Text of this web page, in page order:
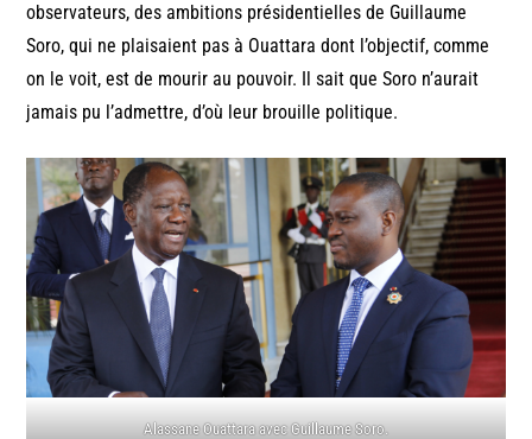
observateurs, des ambitions présidentielles de Guillaume
Soro, qui ne plaisaient pas à Ouattara dont l’objectif, comme
on le voit, est de mourir au pouvoir. Il sait que Soro n’aurait
jamais pu l’admettre, d’où leur brouille politique.
Alassane Ouattara avec Guillaume Soro.